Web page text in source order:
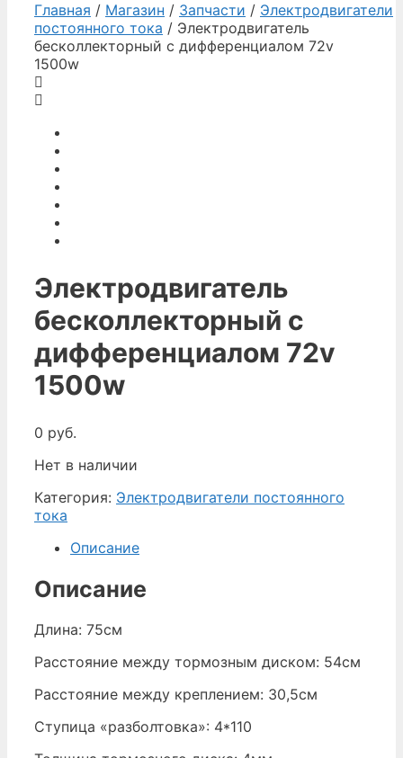
Главная / Магазин / Запчасти / Электродвигатели
постоянного тока / Электродвигатель
бесколлекторный с дифференциалом 72v
1500w
Электродвигатель
бесколлекторный с
дифференциалом 72v
1500w
0 руб.
Нет в наличии
Категория: Электродвигатели постоянного
тока
Описание
Описание
Длина: 75см
Расстояние между тормозным диском: 54см
Расстояние между креплением: 30,5см
Ступица «разболтовка»: 4*110